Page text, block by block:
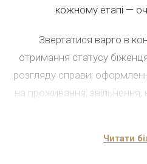
кожному етапі —
Звертатися варто в
отримання статусу
розгляду справи;
на проживання;
підтримки розібратися в
Читати